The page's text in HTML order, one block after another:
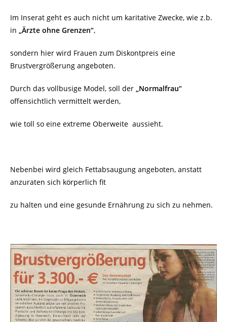
Im Inserat geht es auch nicht um karitative Zwecke, wie z.b.
in „Ärzte ohne Grenzen“,
sondern hier wird Frauen zum Diskontpreis eine
Brustvergrößerung angeboten.
Durch das vollbusige Model, soll der „Normalfrau“
offensichtlich vermittelt werden,
wie toll so eine extreme Oberweite aussieht.
Nebenbei wird gleich Fettabsaugung angeboten, anstatt
anzuraten sich körperlich fit
zu halten und eine gesunde Ernährung zu sich zu nehmen.